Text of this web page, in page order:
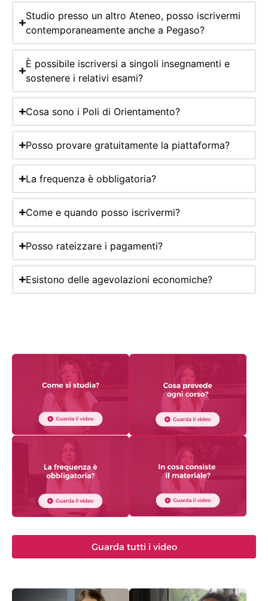
Studio presso un altro Ateneo, posso iscrivermi
contemporaneamente anche a Pegaso?
È possibile iscriversi a singoli insegnamenti e
sostenere i relativi esami?
Cosa sono i Poli di Orientamento?
Posso provare gratuitamente la piattaforma?
La frequenza è obbligatoria?
Come e quando posso iscrivermi?
Posso rateizzare i pagamenti?
Esistono delle agevolazioni economiche?
Guarda tutti i video